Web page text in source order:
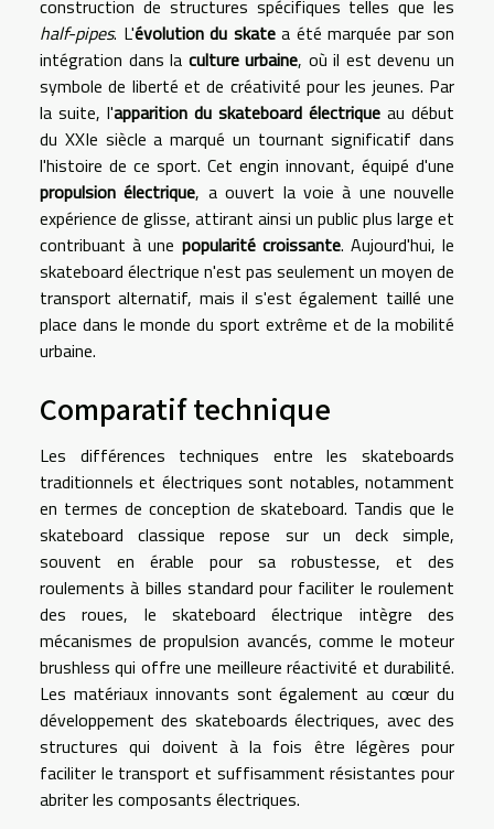
construction de structures spécifiques telles que les
half-pipes. L'évolution du skatea été marquée par son
intégration dans la culture urbaine, où il est devenu un
symbole de liberté et de créativité pour les jeunes. Par
la suite, l'apparition du skateboard électrique au début
du XXIe siècle a marqué un tournant significatif dans
l'histoire de ce sport. Cet engin innovant, équipé d'une
propulsion électrique, a ouvert la voie à une nouvelle
expérience de glisse, attirant ainsi un public plus large et
contribuant à une popularité croissante. Aujourd'hui, le
skateboard électrique n'est pas seulement un moyen de
transport alternatif, mais il s'est également taillé une
place dans le monde du sport extrême et de la mobilité
urbaine.
Comparatif technique
Les différences techniques entre les skateboards
traditionnels et électriques sont notables, notamment
en termes de conception de skateboard. Tandis que le
skateboard classique repose sur un deck simple,
souvent en érable pour sa robustesse, et des
roulements à billes standard pour faciliter le roulement
des roues, le skateboard électrique intègre des
mécanismes de propulsion avancés, comme le moteur
brushless qui offre une meilleure réactivité et durabilité.
Les matériaux innovants sont également au cœur du
développement des skateboards électriques, avec des
structures qui doivent à la fois être légères pour
faciliter le transport et suffisamment résistantes pour
abriter les composants électriques.